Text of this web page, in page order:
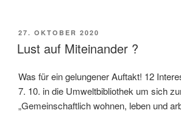
VERÖFFENTLICHT
AM
27. OKTOBER 2020
Lust auf Miteinander ?
Was für ein gelungener Auftakt! 12
7. 10. in die Umweltbibliothek um sich
„Gemeinschaftlich wohnen, leben und